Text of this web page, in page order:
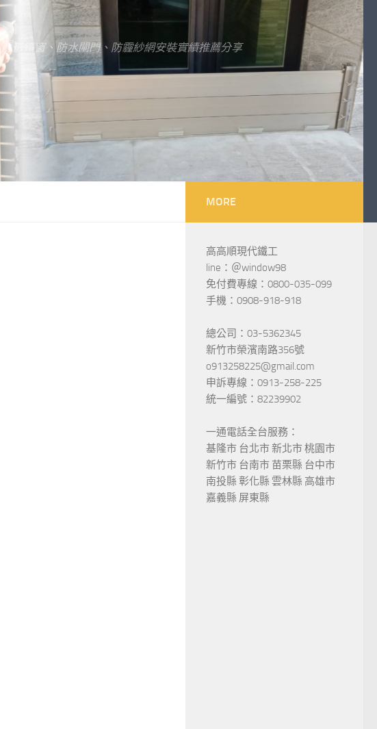
隱形鐵窗、防水閘門、防霾紗網安裝實績推薦分享
MORE
高高順現代鐵工
line：＠window98
免付費專線：0800-035-099
手機：0908-918-918
總公司：03-5362345
新竹市榮濱南路356號
o913258225@gmail.com
申訴專線：0913-258-225
統一編號：82239902
一通電話全台服務：
基隆市 台北市 新北市 桃園市
新竹市 台南市 苗栗縣 台中市
南投縣 彰化縣 雲林縣 高雄市
嘉義縣 屏東縣